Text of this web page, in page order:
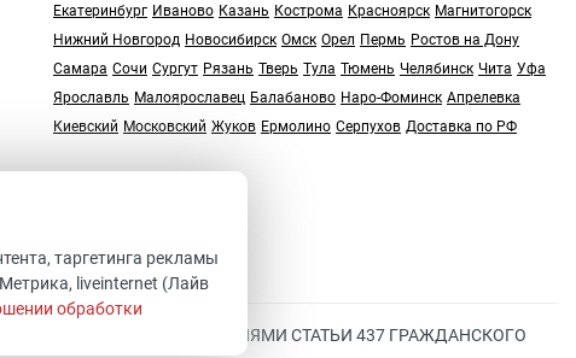
Екатеринбург Иваново Казань Кострома Красноярск Магнитогорск
Нижний Новгород Новосибирск Омск Орел Пермь Ростов на Дону
Самара Сочи Сургут Рязань Тверь Тула Тюмень Челябинск Чита Уфа
Ярославль Малоярославец Балабаново Наро-Фоминск Апрелевка
Киевский Московский Жуков Ермолино Серпухов Доставка по РФ
ПОЛОЖЕНИЯМИ СТАТЬИ 437 ГРАЖДАНСКОГО
таргетинга рекламы
liveinternet (Лайв
обработки